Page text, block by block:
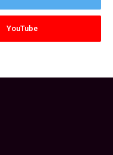
YouTube